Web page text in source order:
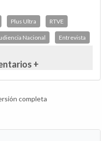
Plus Ultra RTVE
Nacional Entrevista
+
completa